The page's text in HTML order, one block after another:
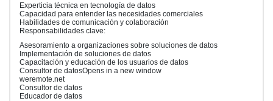
Experticia técnica en tecnología de datos
Capacidad para entender las necesidades comerciales
Habilidades de comunicación y colaboración
Responsabilidades clave:
Asesoramiento a organizaciones sobre soluciones de datos
Implementación de soluciones de datos
Capacitación y educación de los usuarios de datos
Consultor de datosOpens in a new window
weremote.net
Consultor de datos
Educador de datos